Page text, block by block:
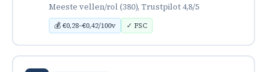
Meeste vellen/rol (380), Trustpilot 4,8/5
💰 €0,28–€0,42/100v ✓ FSC